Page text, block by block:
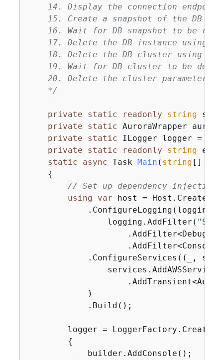
14. Display the connection
15. Create a snapshot of the DB
16. Wait for DB snapshot to be
17. Delete the DB instance using
18. Delete the DB cluster using
19. Wait for DB cluster to be
20. Delete the cluster parameter
    */
private static readonly string
private
static AuroraWrapper
private
static ILogger logger =
private
static readonly string
static
async Task Main ( string []
{
// Set up dependency injection
using
var host =
.ConfigureLogging(logging
                logging.AddFilter(
.ConfigureServices((_,
            )
            .Build();
logger =
{
            builder.AddConsole();